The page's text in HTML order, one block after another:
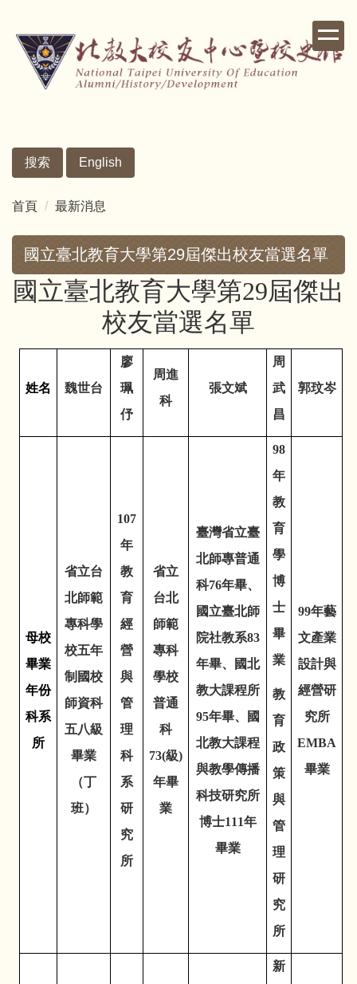
到
搜索 English
首頁 最新消息
國立臺北教育大學第29屆傑出校友當選名單
國立臺北教育大學第29屆傑出
校友當選名單
姓名 魏世台
廖
珮
伃
周進
科
張文斌
周
武
昌
郭玟岑
母校
畢業
年份
科系
所
省立台
北師範
專科學
校五年
制國校
師資科
五八級
畢業
（丁
班）
107
年
教
育
經
營
與
管
理
科
系
研
究
所
省立
台北
師範
專科
學校
普通
科
73(級)
年畢
業
臺灣省立臺
北師專普通
科76年畢、
國立臺北師
院社教系83
年畢、國北
教大課程所
95年畢、國
北教大課程
與教學傳播
科技研究所
博士111年
畢業
98
年
教
育
學
博
士
畢
業
教
育
政
策
與
管
理
研
究
所
99年藝
文產業
設計與
經營研
究所
EMBA
畢業
新